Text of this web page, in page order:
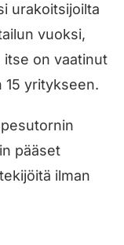
urakoitsijoilta
vuoksi,
on vaatinut
yritykseen.
pääset
ilman